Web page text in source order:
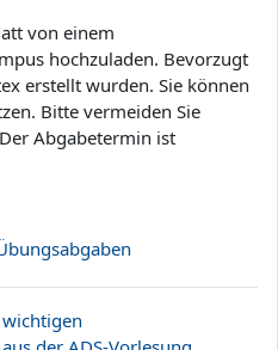
von einem
hochzuladen. Bevorzugt
erstellt wurden. Sie können
Bitte vermeiden Sie
Abgabetermin ist